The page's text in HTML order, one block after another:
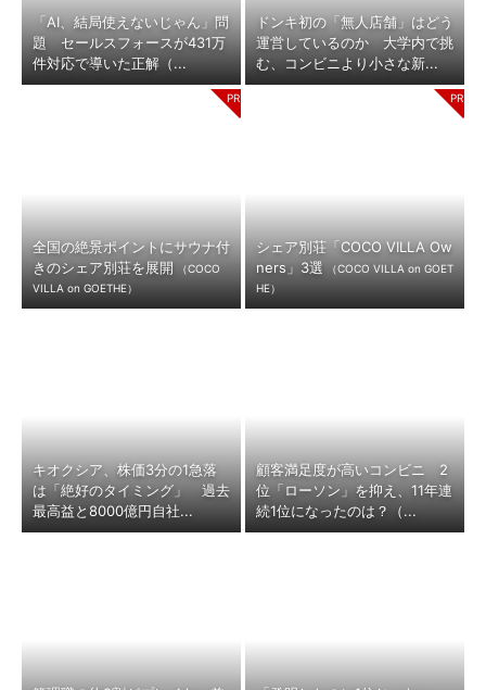
「AI、結局使えないじゃん」問
題 セールスフォースが431万
件対応で導いた正解（...
ドンキ初の「無人店舗」はどう
運営しているのか 大学内で挑
む、コンビニより小さな新...
全国の絶景ポイントにサウナ付
きのシェア別荘を展開
（COCO
VILLA on GOETHE）
シェア別荘「COCO VILLA Ow
ners」3選
（COCO VILLA on GOET
HE）
キオクシア、株価3分の1急落
は「絶好のタイミング」 過去
最高益と8000億円自社...
顧客満足度が高いコンビニ 2
位「ローソン」を抑え、11年連
続1位になったのは？（...